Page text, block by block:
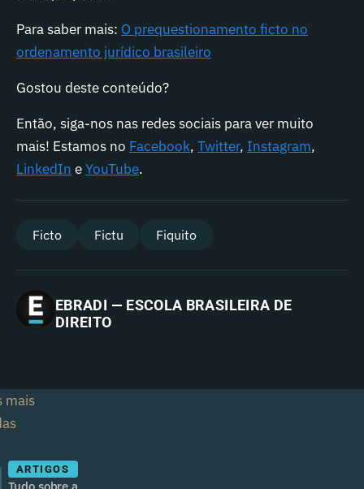
Para saber mais: O prequestionamento ficto no
ordenamento jurídico brasileiro
Gostou deste conteúdo?
Então, siga-nos nas redes sociais para ver muito
mais! Estamos no Facebook, Twitter, Instagram,
LinkedIn eYouTube.
Ficto Fictu Fiquito
EBRADI — ESCOLA BRASILEIRA DE
DIREITO
mais
ARTIGOS